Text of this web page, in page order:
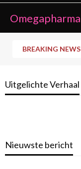
Ga
naar
de
Omegapharma
BREAKING NEWS
Uitgelichte Verhaal
Nieuwste bericht